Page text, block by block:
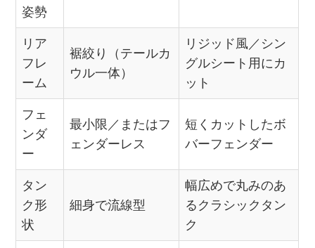
姿勢
リア
フレ
ーム
裾絞り（テールカ
ウル一体）
リジッド風／シン
グルシート用にカ
ット
フェ
ンダ
ー
最小限／またはフ
ェンダーレス
短くカットしたボ
バーフェンダー
タン
ク形
状
細身で流線型
幅広めで丸みのあ
るクラシックタン
ク